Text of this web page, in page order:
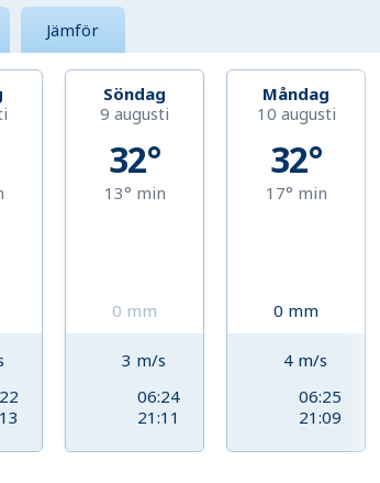
Jämför
Söndag
9 augusti
32°
13° min
0 mm
3 m/s
06:24
21:11
Måndag
10 augusti
32°
17° min
0 mm
4 m/s
06:25
21:09